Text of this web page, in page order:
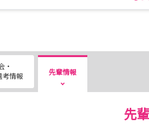
？
・
考情報
先輩情報
先